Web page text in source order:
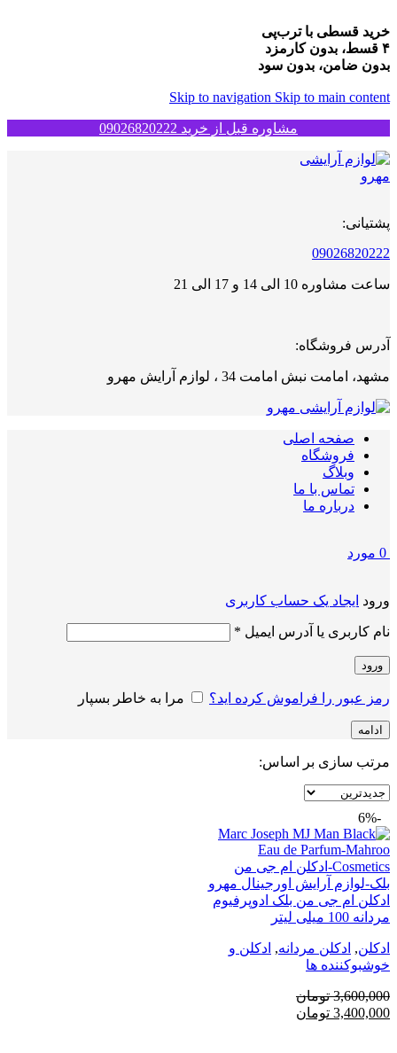
خرید قسطی با ترب‌پی
۴ قسط، بدون کارمزد
بدون ضامن، بدون سود
Skip to navigation Skip to main content
مشاوره قبل از خرید 09026820222
پشتیانی:
09026820222
ساعت مشاوره 10 الی 14 و 17 الی 21
آدرس فروشگاه:
مشهد، امامت نبش امامت 34 ، لوازم آرایش مهرو
صفحه اصلی
فروشگاه
وبلاگ
تماس با ما
درباره ما
0 مورد
ورود ایجاد یک حساب کاربری
نام کاربری یا آدرس ایمیل *
ورود
رمز عبور را فراموش کرده اید؟ مرا به خاطر بسپار
ادامه
مرتب سازی بر اساس:
-6%
ادكلن ام جی من بلک ادوپرفیوم
مردانه 100 میلی لیتر
ادکلن, ادکلن مردانه, ادکلن و
خوشبوکننده ها
3,600,000 تومان
قیمت
3,400,000 تومان